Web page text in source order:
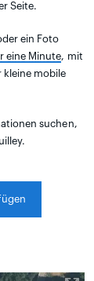
Seite.
ein Foto
eine Minute, mit
kleine mobile
suchen,